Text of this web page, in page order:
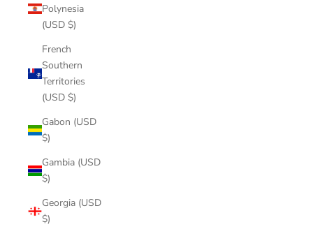
Polynesia
(USD $)
French
Southern
Territories
(USD $)
Gabon (USD
$)
Gambia (USD
$)
Georgia (USD
$)